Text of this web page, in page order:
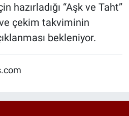
hazırladığı “Aşk ve Taht”
çekim takviminin
bekleniyor.